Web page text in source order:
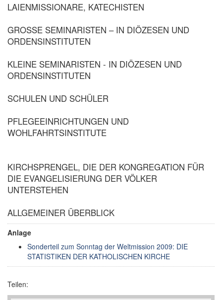
LAIENMISSIONARE, KATECHISTEN
GROSSE SEMINARISTEN – IN DIÖZESEN UND
ORDENSINSTITUTEN
KLEINE SEMINARISTEN - IN DIÖZESEN UND
ORDENSINSTITUTEN
SCHULEN UND SCHÜLER
PFLEGEEINRICHTUNGEN UND
WOHLFAHRTSINSTITUTE
KIRCHSPRENGEL, DIE DER KONGREGATION FÜR
DIE EVANGELISIERUNG DER VÖLKER
UNTERSTEHEN
ALLGEMEINER ÜBERBLICK
Anlage
Sonderteil zum Sonntag der Weltmission 2009: DIE
STATISTIKEN DER KATHOLISCHEN KIRCHE
Teilen: